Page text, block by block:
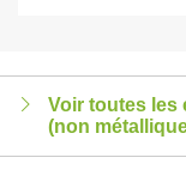
Voir toutes les
(non